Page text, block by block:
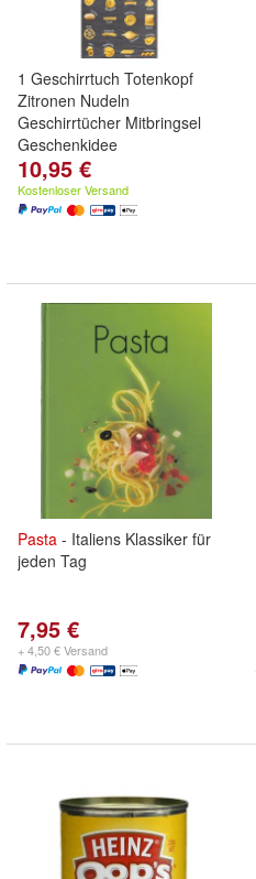
1 Geschirrtuch Totenkopf
Zitronen Nudeln
Geschirrtücher Mitbringsel
Geschenkidee
10,95 €
Kostenloser Versand
Pasta - Italiens Klassiker für
jeden Tag
7,95 €
+ 4,50 € Versand